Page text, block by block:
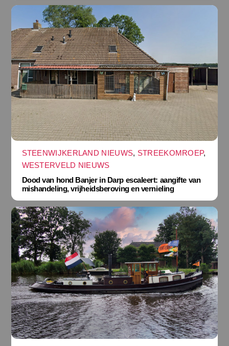
STEENWIJKERLAND NIEUWS, STREEKOMROEP,
WESTERVELD NIEUWS
Dood van hond Banjer in Darp escaleert: aangifte van
mishandeling, vrijheidsberoving en vernieling